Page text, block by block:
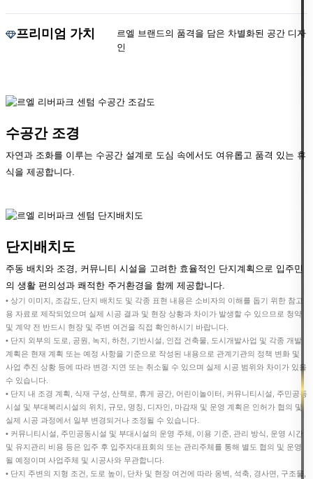
프리미엄 가치
르엘 브랜드의 품격을 담은 차별화된 공간 디자
인
수공간 조경
자연과 조화를 이루는 수공간 설계로 도심 속에서도 여유롭고 품격 있는 휴
식을 제공합니다.
단지배치도
주동 배치와 조경, 커뮤니티 시설을 고려한 효율적인 단지계획으로 입주민
의 생활 편의성과 쾌적한 주거환경을 함께 제공합니다.
• 상기 이미지, 조감도, 단지 배치도 및 각종 표현 내용은 소비자의 이해를 돕기 위한 참고
용 자료로 제작되었으며 실제 시공 결과 및 현장 상황과 차이가 발생할 수 있으므로 청약
및 계약 전 반드시 현장 및 주변 여건을 직접 확인하시기 바랍니다.
• 단지 외부의 도로, 공원, 녹지, 하천, 기반시설, 인접 건축물, 도시개발사업 및 각종 개발
계획은 현재 계획 또는 예정 사항을 기준으로 작성된 내용으로 관계기관의 정책 변화 및
사업 추진 상황 등에 따라 변경·지연 또는 취소될 수 있으며 실제 시공 범위와 차이가 있을
수 있습니다.
• 단지 내 조경 계획, 식재 구성, 산책로, 휴게 공간, 어린이놀이터, 커뮤니티시설, 주민공동
시설 및 부대복리시설의 위치, 규모, 명칭, 디자인, 마감재 및 운영 계획은 인허가 협의 및
실제 시공 과정에서 일부 변경되거나 조정될 수 있습니다.
• 커뮤니티시설, 주민공동시설 및 부대시설의 운영 주체, 이용 기준, 관리 방식, 운영 시간
및 유지관리 비용 등은 입주 후 입주자대표회의 또는 관리주체를 통해 별도 협의 및 운영
될 예정이며 사업주체 및 시공사와 무관합니다.
• 단지 주변의 지형 조건, 도로 높이, 단차 및 현장 여건에 따라 옹벽, 석축, 경사면, 구조물,